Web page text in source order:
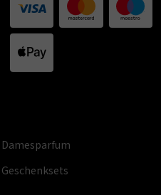
Damesparfum
Geschenksets